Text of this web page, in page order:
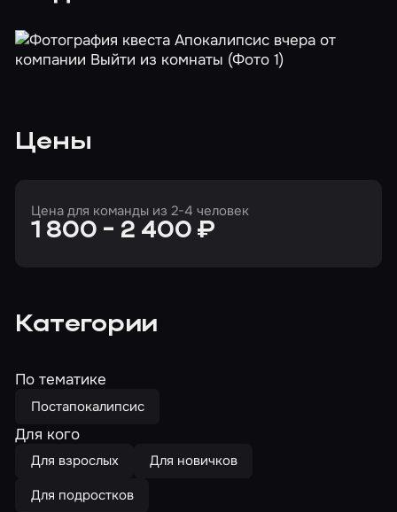
Цены
Цена для команды из 2-4 человек
1 800 - 2 400 ₽
Категории
По тематике
Постапокалипсис
Для кого
Для взрослых
Для новичков
Для подростков